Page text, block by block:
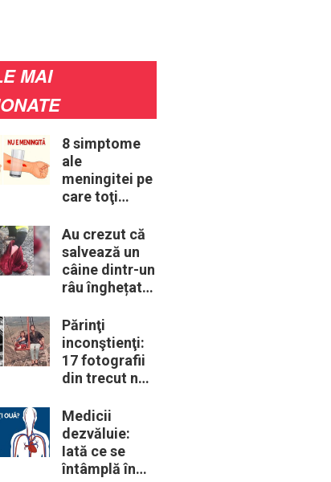
MAI
8 simptome
ale
meningitei pe
care toţi
trebui să le
cunoască
Au crezut că
salvează un
câine dintr-un
râu înghețat:
descoperă că
de fapt era un
lup
Părinţi
inconştienţi:
17 fotografii
din trecut ne
periculoase
erau unele
„obiceiuri” ale
vremii
Medicii
dezvăluie:
Iată ce se
întâmplă în